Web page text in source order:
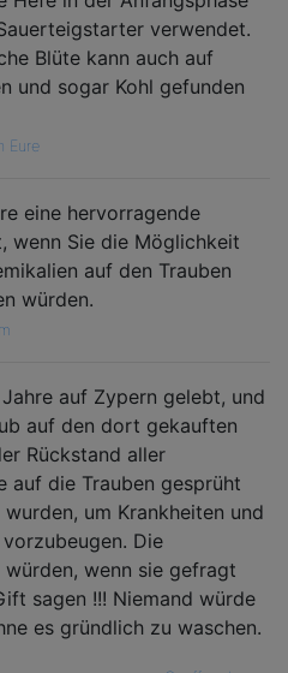
verwendet.
Blüte kann auch auf
und sogar Kohl gefunden
Eure
eine hervorragende
wenn Sie die Möglichkeit
auf den Trauben
würden.
auf Zypern gelebt, und
auf den dort gekauften
Rückstand aller
auf die Trauben gesprüht
um Krankheiten und
Die
würden, wenn sie gefragt
sagen !!! Niemand würde
es gründlich zu waschen.